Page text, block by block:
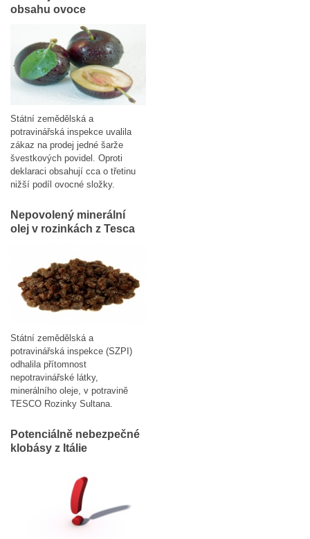
obsahu ovoce
Státní zemědělská a
potravinářská inspekce uvalila
zákaz na prodej jedné šarže
švestkových povidel. Oproti
deklaraci obsahují cca o třetinu
nižší podíl ovocné složky.
Nepovolený minerální
olej v rozinkách z Tesca
Státní zemědělská a
potravinářská inspekce (SZPI)
odhalila přítomnost
nepotravinářské látky,
minerálního oleje, v potravině
TESCO Rozinky Sultana.
Potenciálně nebezpečné
klobásy z Itálie